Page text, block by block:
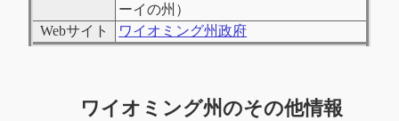
ーイの州）
Webサイト
ワイオミング州政府
ワイオミング州のその他情報